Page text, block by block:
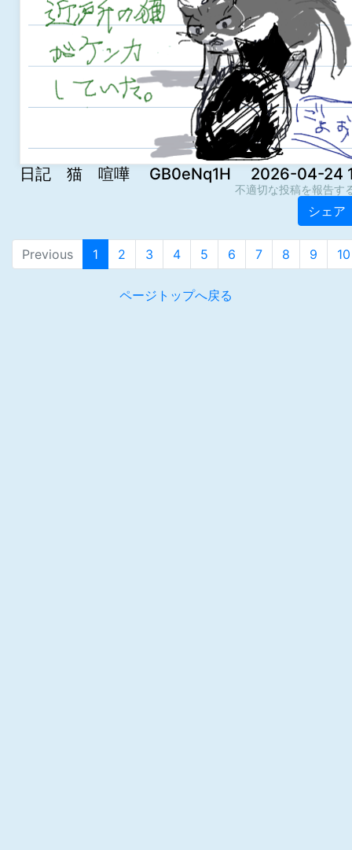
日記 猫 喧嘩 GB0eNq1H 2026-04-24
不適切な投稿を報告す
シェア
Previous 1 2 3 4 5 6 7 8 9 10
ページトップへ戻る